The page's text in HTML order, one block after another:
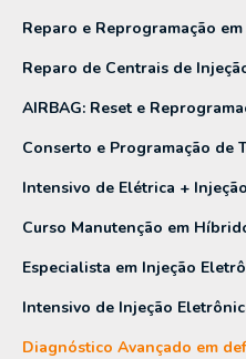
Reparo e Reprogramação
Reparo de Centrais de
AIRBAG: Reset e
Conserto e Programação de
Intensivo de Elétrica +
Curso Manutenção em
Especialista em Injeção
Intensivo de Injeção
Diagnóstico Avançado em